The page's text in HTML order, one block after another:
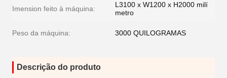
Imension feito à máquina:
L3100 x W1200 x H2000 milí
metro
Peso da máquina: 3000 QUILOGRAMAS
Descrição do produto